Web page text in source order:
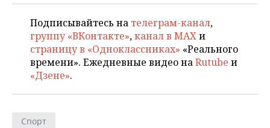
Подписывайтесь на телеграм-канал,
группу «ВКонтакте»,канал в MAXи
страницу в «Одноклассниках» «Реального
времени». Ежедневные видео наRutube и
«Дзене».
Спорт